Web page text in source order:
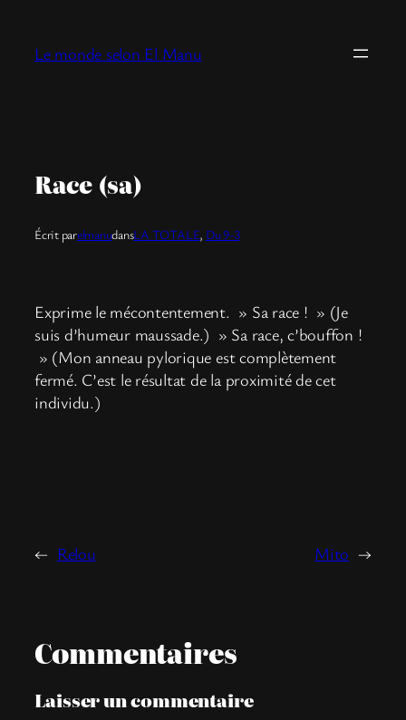
contenu
Le monde selon El Manu
Race (sa)
Écrit parelmanudansLA TOTALE, Du 9-3
Exprime le mécontentement. » Sa race ! » (Je
suis d’humeur maussade.) » Sa race, c’bouffon !
» (Mon anneau pylorique est complètement
fermé. C’est le résultat de la proximité de cet
individu.)
← Relou Mito →
Commentaires
Laisser un commentaire